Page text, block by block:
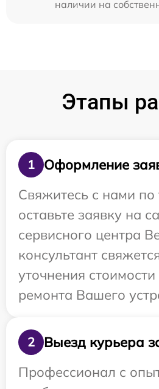
наличии на
Этапы
1
Оформление
Свяжитесь с нами
оставьте заявку на
сервисного центра
консультант
уточнения
ремонта Вашего
2
Выезд курьера
Профессионал с